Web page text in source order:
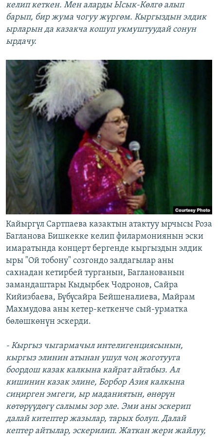
келип кеткен. Мен аларды Ысык-Көлгө алып
барып, бир жума чогуу жүргөм. Кыргыздын элдик
ырларын да казакча кошуп укмуштуудай сонун
ырдачу.
Кайыргүл Сартпаева казактын атактуу ырчысы Роза
Багланова Бишкекке келип филармониянын эски
имаратында концерт бергенде кыргыздын элдик
ыры "Ой тобону" созгондо залдагылар аны
сахнадан кетирбей турганын, Багланованын
замандаштары Кыдырбек Чодронов, Сайра
Кийизбаева, Бүбүсайра Бейшеналиева, Майрам
Махмудова аны кетер-кеткенче сый-урматка
бөлөшкөнүн эскерди.
- Кыргыз чыгармачыл интелигенциясынын,
кыргыз элинин атынан ушул чоң жоготууга
боордош казак калкына кайрат айтабыз. Ал
кишинин казак элине, Борбор Азия калкына
сиңирген эмгеги, ыр маданиятын, өнөрүн
көтөрүүдөгү салымы зор эле. Эми аны эскерип
далай китептер жазылар, тарых болуп. Далай
кептер айтылар, эскерилип. Жаткан жери жайлуу,